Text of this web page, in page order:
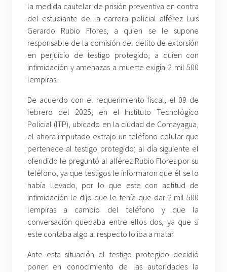
la medida cautelar de prisión preventiva en contra
del estudiante de la carrera policial alférez Luis
Gerardo Rubio Flores, a quien se le supone
responsable de la comisión del delito de extorsión
en perjuicio de testigo protegido, a quien con
intimidación y amenazas a muerte exigía 2 mil 500
lempiras.
De acuerdo con el requerimiento fiscal, el 09 de
febrero del 2025, en el Instituto Tecnológico
Policial (ITP), ubicado en la ciudad de Comayagua,
el ahora imputado extrajo un teléfono celular que
pertenece al testigo protegido; al día siguiente el
ofendido le preguntó al alférez Rubio Flores por su
teléfono, ya que testigos le informaron que él se lo
había llevado, por lo que este con actitud de
intimidación le dijo que le tenía que dar 2 mil 500
lempiras a cambio del teléfono y que la
conversación quedaba entre ellos dos, ya que si
este contaba algo al respecto lo iba a matar.
Ante esta situación el testigo protegido decidió
poner en conocimiento de las autoridades la